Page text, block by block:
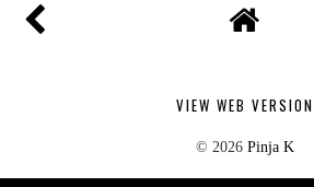
VIEW WEB VERSION
© 2026 Pinja K